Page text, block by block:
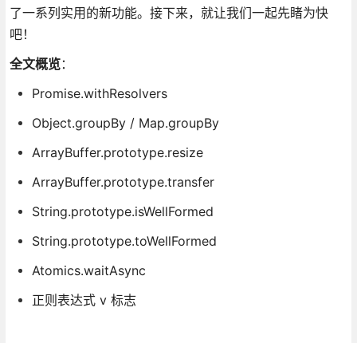
了一系列实用的新功能。接下来，就让我们一起先睹为快
吧！
全文概览：
Promise.withResolvers
Object.groupBy / Map.groupBy
ArrayBuffer.prototype.resize
ArrayBuffer.prototype.transfer
String.prototype.isWellFormed
String.prototype.toWellFormed
Atomics.waitAsync
正则表达式 v 标志